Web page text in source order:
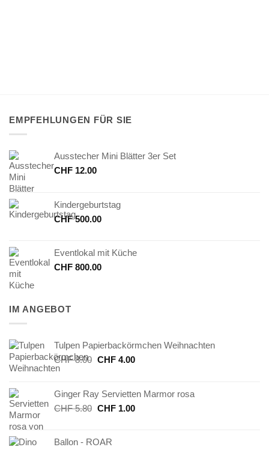
EMPFEHLUNGEN FÜR SIE
Ausstecher Mini Blätter 3er Set
CHF 12.00
Kindergeburtstag
CHF500.00
Eventlokal mit Küche
CHF 800.00
IM ANGEBOT
Tulpen Papierbackörmchen Weihnachten
CHF8.00 Ursprünglicher
CHF 8.00
CHF4.00Aktueller
CHF 4.00.
Ginger Ray Servietten Marmor rosa
CHF5.80 Ursprünglicher
CHF 5.80
CHF1.00Aktueller
Ballon - ROAR